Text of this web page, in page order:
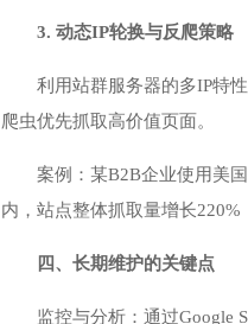
3. 动态IP轮换与反爬策略
利用站群服务器的多IP特
爬虫优先抓取高价值页面。
案例：某B2B企业使用美
内，站点整体抓取量增长
四、长期维护的关键点
监控与分析：通过Google